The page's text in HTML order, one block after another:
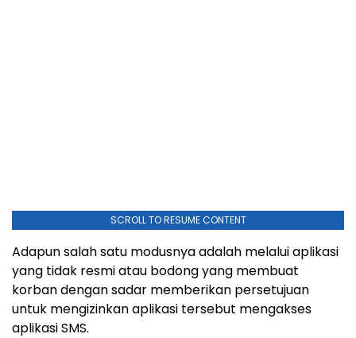
SCROLL TO RESUME CONTENT
Adapun salah satu modusnya adalah melalui aplikasi
yang tidak resmi atau bodong yang membuat
korban dengan sadar memberikan persetujuan
untuk mengizinkan aplikasi tersebut mengakses
aplikasi SMS.